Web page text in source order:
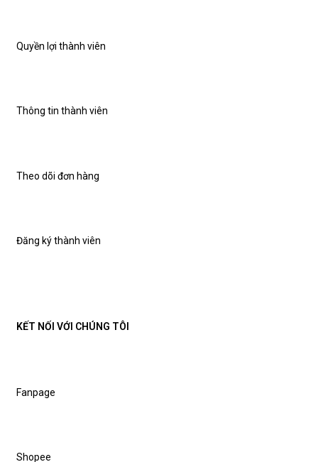
Quyền lợi thành viên
Thông tin thành viên
Theo dõi đơn hàng
Đăng ký thành viên
KẾT NỐI VỚI CHÚNG TÔI
Fanpage
Shopee